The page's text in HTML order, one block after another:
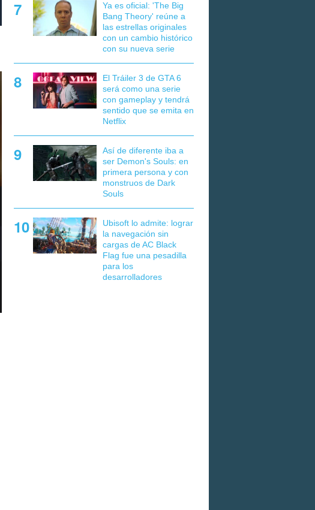
Ya es oficial: 'The Big
Bang Theory' reúne a
las estrellas originales
con un cambio histórico
con su nueva serie
El Tráiler 3 de GTA 6
será como una serie
con gameplay y tendrá
sentido que se emita en
Netflix
Así de diferente iba a
ser Demon's Souls: en
primera persona y con
monstruos de Dark
Souls
Ubisoft lo admite: lograr
la navegación sin
cargas de AC Black
Flag fue una pesadilla
para los
desarrolladores